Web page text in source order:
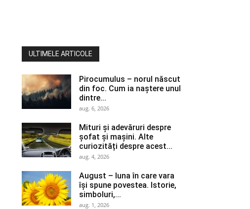
ULTIMELE ARTICOLE
Pirocumulus – norul născut
din foc. Cum ia naștere unul
dintre...
aug. 6, 2026
Mituri și adevăruri despre
șofat și mașini. Alte
curiozități despre acest...
aug. 4, 2026
August – luna în care vara
își spune povestea. Istorie,
simboluri,...
aug. 1, 2026